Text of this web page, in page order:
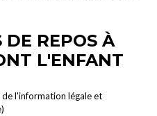
DE REPOS À
L'ENFANT
l'information légale et